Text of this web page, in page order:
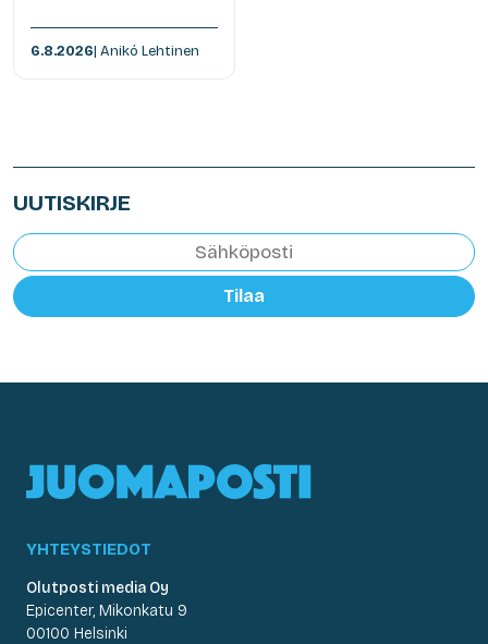
6.8.2026| Anikó Lehtinen
UUTISKIRJE
Tilaa
YHTEYSTIEDOT
Olutposti media Oy
Epicenter, Mikonkatu 9
00100 Helsinki